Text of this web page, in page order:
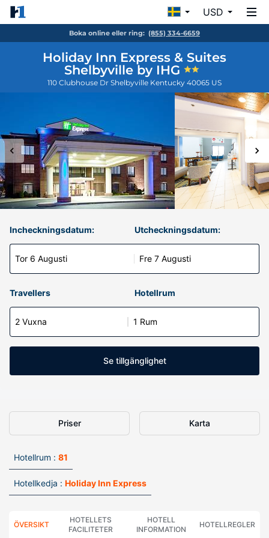
USD
Boka online eller ring: (855) 334-6659
Holiday Inn Express & Suites
Shelbyville by IHG
110 Clubhouse Dr Shelbyville Kentucky 40065 US
Incheckningsdatum:
Tor 6 Augusti
Utcheckningsdatum:
Fre 7 Augusti
Travellers Hotellrum
2 Vuxna 1 Rum
Se tillgänglighet
Priser Karta
Hotellrum : 81
Hotellkedja : Holiday Inn Express
ÖVERSIKT
HOTELLETS
FACILITETER
HOTELL
INFORMATION
HOTELLREGLER